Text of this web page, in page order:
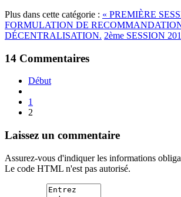
Plus dans cette catégorie : « PREMIÈRE
FORMULATION DE
DÉCENTRALISATION. 2ème SESSION
14 Commentaires
Début
1
2
Laissez un commentaire
Assurez-vous d'indiquer les informations
Le code HTML n'est pas autorisé.